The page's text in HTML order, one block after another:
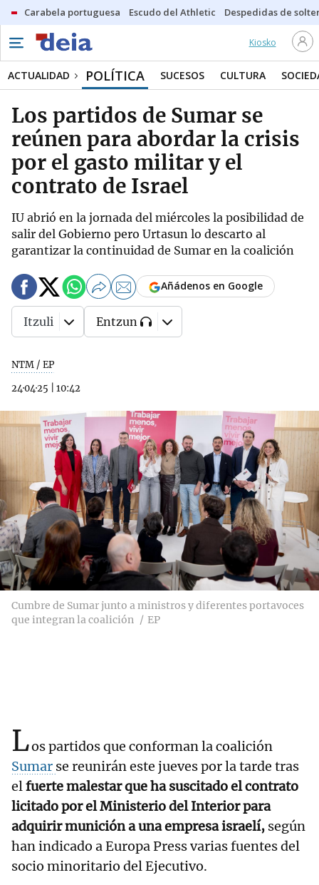
Carabela portuguesa Escudo del Athletic Despedidas de
Kiosko
ACTUALIDAD POLÍTICA SUCESOS CULTURA
Los partidos de Sumar se
reúnen para abordar la crisis
por el gasto militar y el
contrato de Israel
IU abrió en la jornada del miércoles la posibilidad de
salir del Gobierno pero Urtasun lo descarto al
garantizar la continuidad de Sumar en la coalición
NTM / EP
24·04·25
10:42
Añádenos en Google
Itzuli Entzun
Cumbre de Sumar junto a ministros y diferentes portavoces
que integran la coalición
EP
Los partidos que conforman la coalición
Sumar se reunirán este jueves por la tarde tras
elfuerte malestar que ha suscitado el contrato
licitado por el Ministerio del Interior para
adquirir munición a una empresa israelí, según
han indicado a Europa Press varias fuentes del
socio minoritario del Ejecutivo.